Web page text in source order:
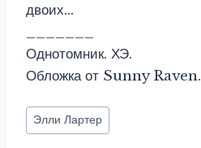
двоих…
Однотомник. ХЭ.
Обложка от Sunny Raven.
Метки
записи:
Элли Лартер